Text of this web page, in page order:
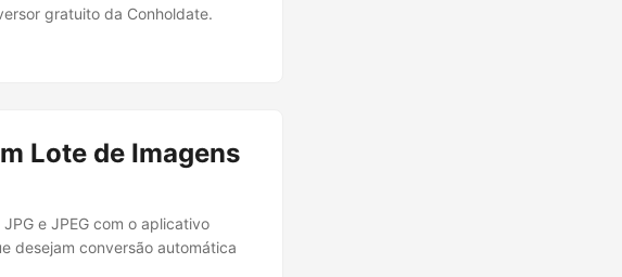
gratuito da Conholdate.
Lote de Imagens
e JPEG com o aplicativo
desejam conversão automática